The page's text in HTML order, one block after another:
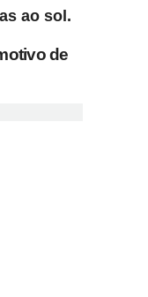
ao sol.
de